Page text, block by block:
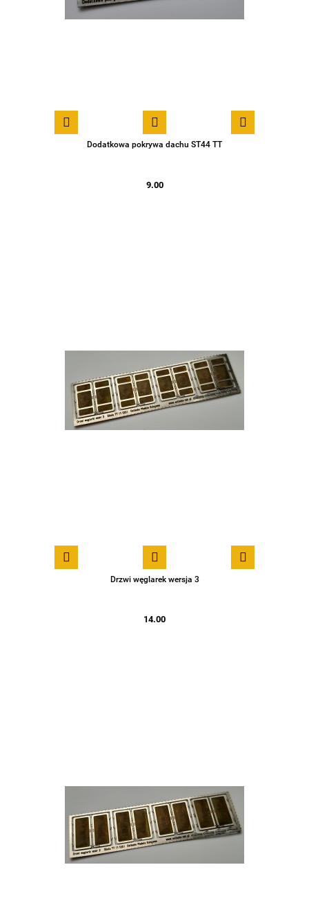
Dodatkowa pokrywa dachu ST44 TT
9.00
Drzwi węglarek wersja 3
14.00